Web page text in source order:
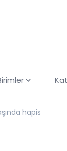
hapis